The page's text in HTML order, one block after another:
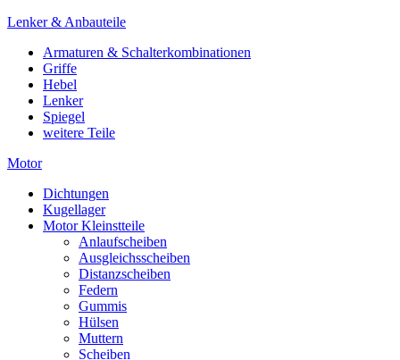
Lenker & Anbauteile
Armaturen & Schalterkombinationen
Griffe
Hebel
Lenker
Spiegel
weitere Teile
Motor
Dichtungen
Kugellager
Motor Kleinstteile
Anlaufscheiben
Ausgleichsscheiben
Distanzscheiben
Federn
Gummis
Hülsen
Muttern
Scheiben